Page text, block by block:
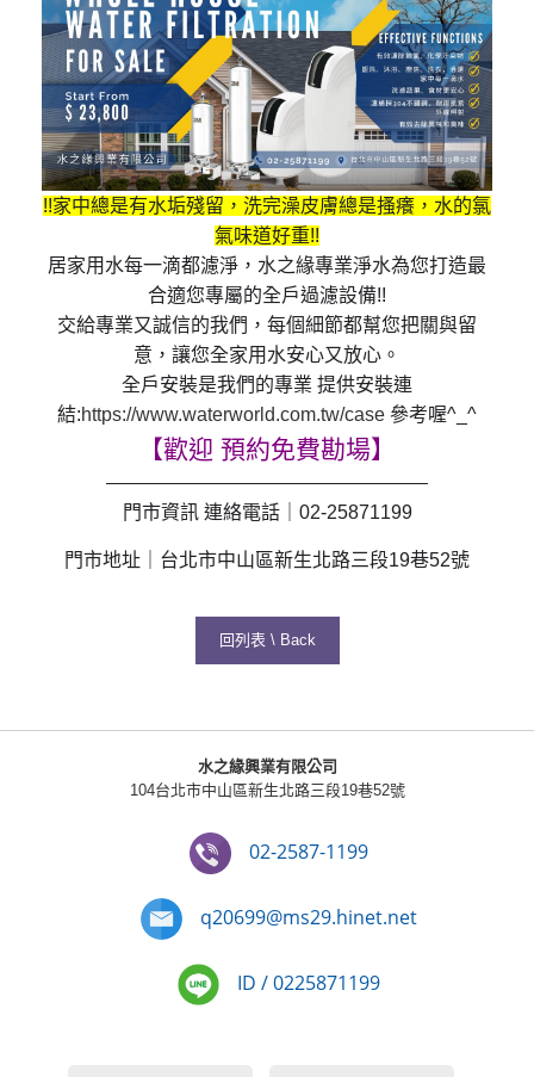
!!家中總是有水垢殘留，洗完澡皮膚總是搔癢，水的氯
氣味道好重!!
居家用水每一滴都濾淨，水之緣專業淨水為您打造最
合適您專屬的全戶過濾設備!!
交給專業又誠信的我們，每個細節都幫您把關與留
意，讓您全家用水安心又放心。
全戶安裝是我們的專業 提供安裝連
結:https://www.waterworld.com.tw/case 參考喔^_^
【歡迎 預約免費勘場】
——————————————————
門市資訊 連絡電話｜02-25871199
門市地址｜台北市中山區新生北路三段19巷52號
回列表 \ Back
水之緣興業有限公司
104台北市中山區新生北路三段19巷52號
02-2587-1199
q20699@ms29.hinet.net
ID / 0225871199